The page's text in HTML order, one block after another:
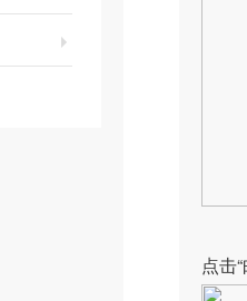
点击